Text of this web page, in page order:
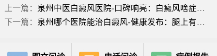
上一篇： 泉州中医白癜风医院-口碑响亮：白癜风啥症状？
下一篇： 泉州哪个医院能治白癜风-健康发布：腿上有白点是什么原因造成的？